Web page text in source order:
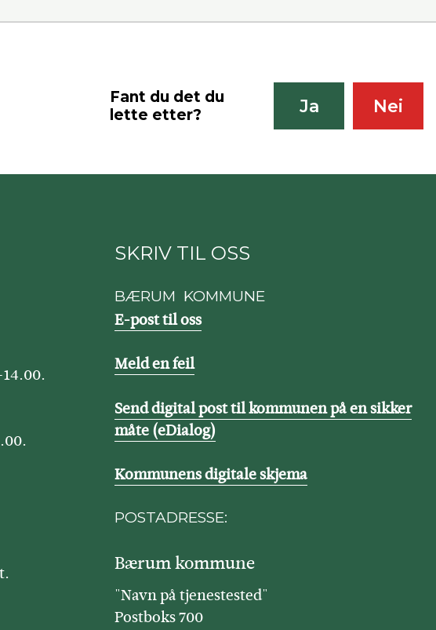
Fant du det du
lette etter?
Ja Nei
SKRIV TIL OSS
BÆRUM KOMMUNE
E-post til oss
Meld en feil
Send digital post til kommunen på en sikker
måte (eDialog)
Kommunens digitale skjema
POSTADRESSE:
Bærum kommune
"Navn på tjenestested"
Postboks 700